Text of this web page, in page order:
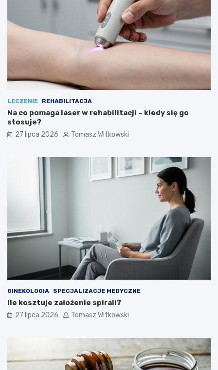
LECZENIE REHABILITACJA
Na co pomaga laser w rehabilitacji – kiedy się go
stosuje?
27 lipca 2026 Tomasz Witkowski
GINEKOLOGIA SPECJALIZACJE MEDYCZNE
Ile kosztuje założenie spirali?
27 lipca 2026 Tomasz Witkowski